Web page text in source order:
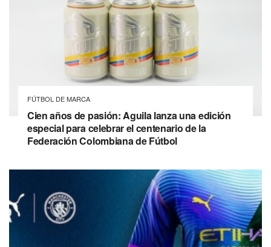
FÚTBOL DE MARCA
Cien años de pasión: Aguila lanza una edición
especial para celebrar el centenario de la
Federación Colombiana de Fútbol